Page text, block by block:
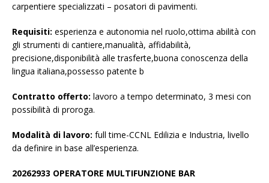
carpentiere specializzati – posatori di pavimenti.
Requisiti: esperienza e autonomia nel ruolo,ottima abilità con
gli strumenti di cantiere,manualità, affidabilità,
precisione,disponibilità alle trasferte,buona conoscenza della
lingua italiana,possesso patente b
Contratto offerto: lavoro a tempo determinato, 3 mesi con
possibilità di proroga.
Modalità di lavoro: full time-CCNL Edilizia e Industria, livello
da definire in base all’esperienza.
20262933 OPERATORE MULTIFUNZIONE BAR